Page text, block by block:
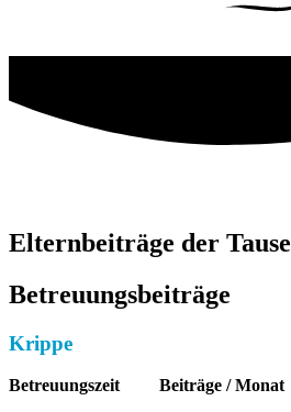
Elternbeiträge der
Betreuungsbeiträge
Krippe
Betreuungszeit Beiträge / Monat